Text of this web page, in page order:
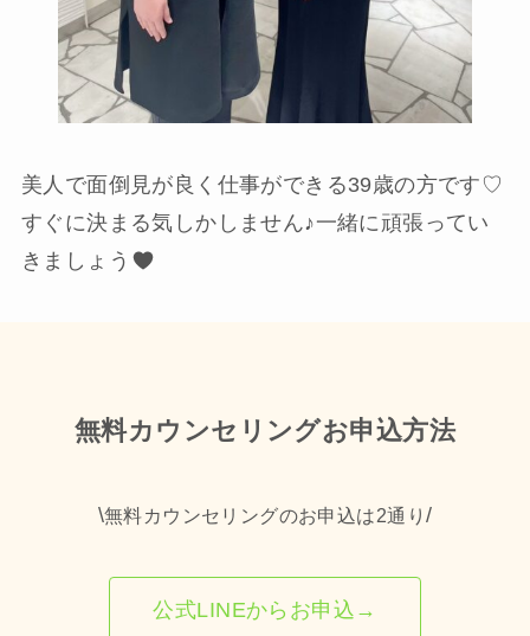
美人で面倒見が良く仕事ができる39歳の方です♡
すぐに決まる気しかしません♪一緒に頑張ってい
きましょう
無料カウンセリングお申込方法
\無料カウンセリングのお申込は2通り /
公式LINEからお申込→